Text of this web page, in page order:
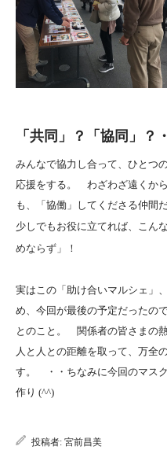
「共同」？「協同」？
みんなで協力し合って、ひとつ
応援をする。 わざわざ遠くか
も、「協働」してくださる仲間
少しでもお役に立てれば、こん
めならず」！
実はこの「助け合いマルシェ」
め、今回が最後の予定だったの
とのこと。 関係者の皆さまの
人と人との距離を取って、万全
す。 ・・ちなみに今回のマス
作り (^^)
投稿者: 宮前昌美